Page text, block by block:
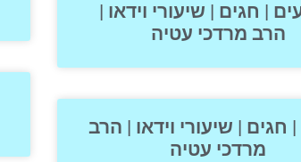
| חגים | שיעורי וידאו |
הרב מרדכי עטיה
חגים | שיעורי וידאו | הרב
מרדכי עטיה